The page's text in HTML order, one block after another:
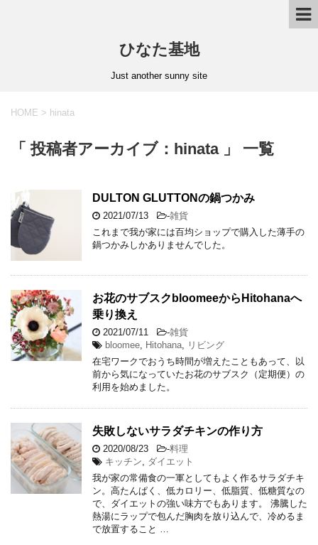
ひなた基地
Just another sunny site
HOME > hinata
「 投稿者アーカイブ：hinata 」 一覧
DULTON GLUTTONの鍋つかみ
2021/07/13 -雑貨
これまで我が家には百均ショップで購入した薄手の
鍋つかみしかありませんでした。
お花のサブスクbloomeeからHitohanaへ
乗り換え
2021/07/11 -雑貨
bloomee Hitohana
リビング
在宅ワークでおうち時間が増えたこともあって、以
前から気になっていたお花のサブスク（定期便）の
利用を始めました。
失敗しないサラダチキンの作り方
2020/08/23 -料理
キッチン
ダイエット
我が家の常備食の一軍としてもよく作るサラダチキ
ン。高たんぱく、低カロリー、低脂質、低糖質なの
で、ダイエットの強い味方でもあります。 沸騰した
熱湯にラップで包んだ胸肉を放り込んで、冷めるま
で放置すること …